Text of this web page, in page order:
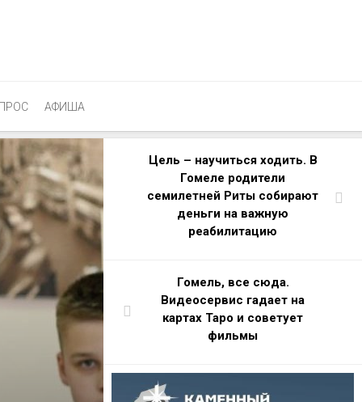
АФИША
Цель – научиться ходить. В
Гомеле родители
семилетней Риты собирают
деньги на важную
реабилитацию
Гомель, все сюда.
Видеосервис гадает на
картах Таро и советует
фильмы